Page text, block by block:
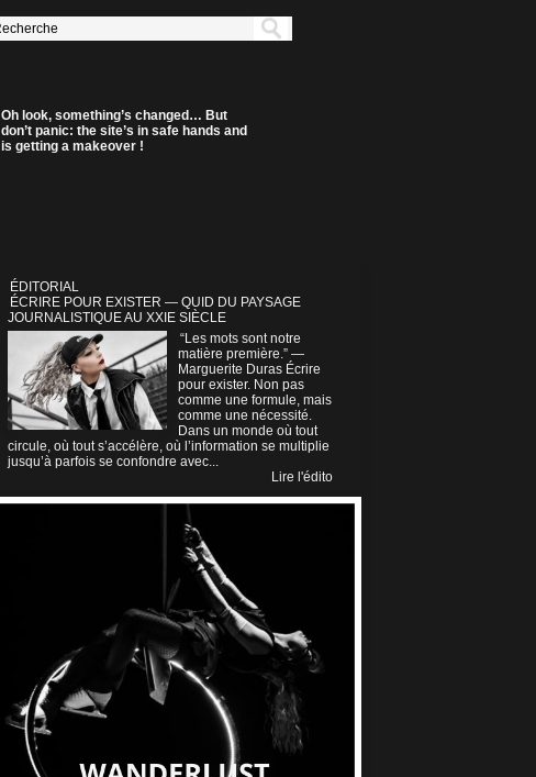
Oh look, something’s changed… But
don’t panic: the site’s in safe hands and
is getting a makeover !
ÉDITORIAL
ÉCRIRE POUR EXISTER — QUID DU PAYSAGE
JOURNALISTIQUE AU XXIE SIÈCLE
“Les mots sont notre
matière première.” —
Marguerite Duras Écrire
pour exister. Non pas
comme une formule, mais
comme une nécessité.
Dans un monde où tout
circule, où tout s’accélère, où l’information se multiplie
jusqu’à parfois se confondre avec...
Lire l'édito